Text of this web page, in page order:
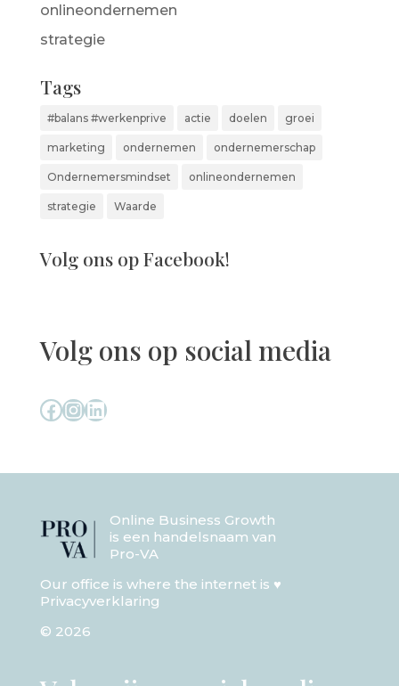
onlineondernemen
strategie
Tags
#balans #werkenprive actie doelen groei
marketing ondernemen ondernemerschap
Ondernemersmindset onlineondernemen
strategie Waarde
Volg ons op Facebook!
Volg ons op social media
Facebook
Instagram
LinkedIn
Online Business Growth
is een handelsnaam van
Pro-VA
Our office is where the internet is ♥
Privacyverklaring
© 2026